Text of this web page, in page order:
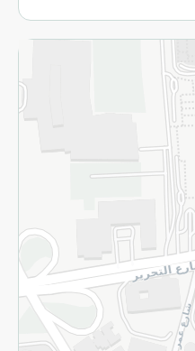
سياسة الاستخدام